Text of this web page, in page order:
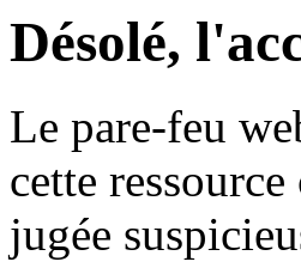
Désolé,
Le pare-feu
cette
jugée